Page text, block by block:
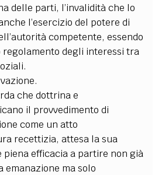
delle parti, l’invalidità che lo
l’esercizio del potere di
competente, essendo
regolamento degli interessi tra
che dottrina e
il provvedimento di
come un atto
recettizia, attesa la sua
piena efficacia a partire non già
emanazione ma solo